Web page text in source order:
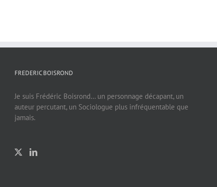
FREDERIC BOISROND
Je suis Frédéric Boisrond… un personnage décapant, un
auteur percutant, un Sociologue plus infréquentable que
jamais.